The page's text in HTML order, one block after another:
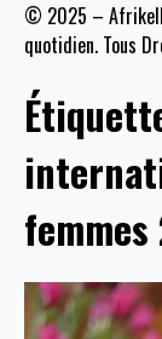
© 2025 –
quotidien. Tous